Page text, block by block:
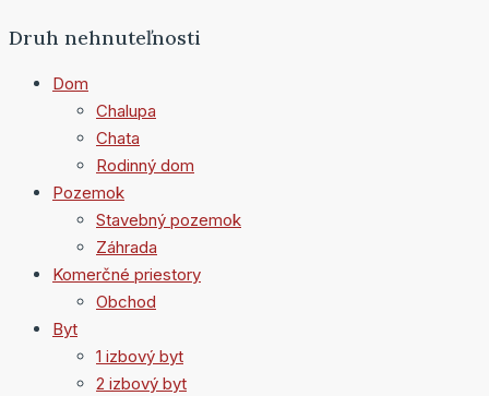
Druh nehnuteľnosti
Dom
Chalupa
Chata
Rodinný dom
Pozemok
Stavebný pozemok
Záhrada
Komerčné priestory
Obchod
Byt
1 izbový byt
2 izbový byt